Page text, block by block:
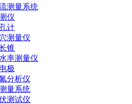
测量系统
仪
计
测量仪
锥
率测量仪
极
分析仪
量系统
测试仪